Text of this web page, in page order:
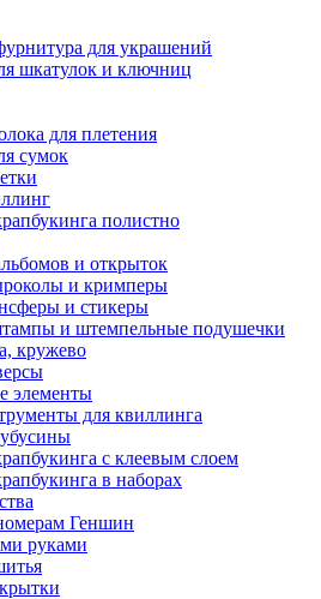
для украшений
шкатулок и ключниц
для плетения
сумок
полистно
и открыток
и кримперы
и стикеры
и штемпельные подушечки
кружево
элементы
для квиллинга
с клеевым слоем
в наборах
Геншин
руками